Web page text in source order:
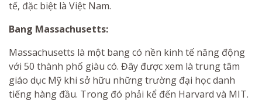
tế, đặc biệt là Việt Nam.
Bang Massachusetts:
Massachusetts là một bang có nền kinh tế năng động
với 50 thành phố giàu có. Đây được xem là trung tâm
giáo dục Mỹ khi sở hữu những trường đại học danh
tiếng hàng đầu. Trong đó phải kể đến Harvard và MIT.